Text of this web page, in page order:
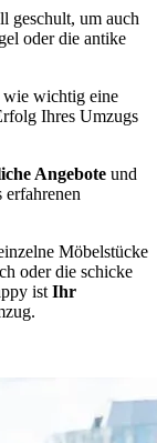
geschult, um auch
oder die antike
wie wichtig eine
Ihres Umzugs
Angebote und
erfahrenen
Möbelstücke
oder die schicke
ist Ihr